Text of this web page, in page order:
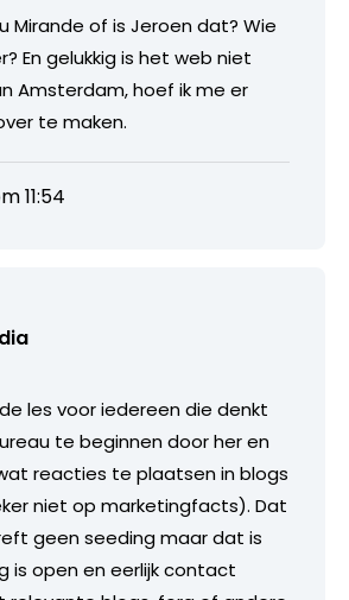
Mirande of is Jeroen dat? Wie
En gelukkig is het web niet
Amsterdam, hoef ik me er
te maken.
11:54
les voor iedereen die denkt
te beginnen door her en
reacties te plaatsen in blogs
niet op marketingfacts). Dat
geen seeding maar dat is
is open en eerlijk contact